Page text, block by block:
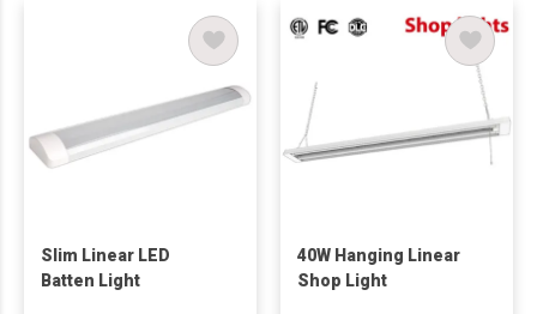
Slim Linear LED
Batten Light
40W Hanging Linear
Shop Light